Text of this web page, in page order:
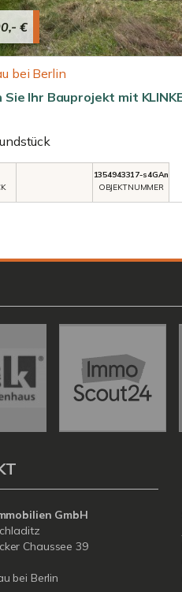
€
bei Berlin
Ihr Bauprojekt mit
1354943317-s4GAn
OBJEKTNUMMER
GmbH
Chaussee 39
bei Berlin